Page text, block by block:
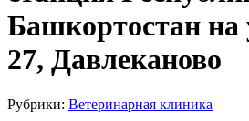
Башкортостан на
27, Давлеканово
Рубрики: Ветеринарная клиника